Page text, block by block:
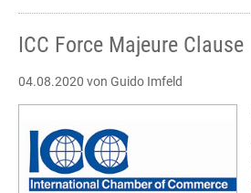
ICC Force Majeure Clause
04.08.2020 von Guido Imfeld